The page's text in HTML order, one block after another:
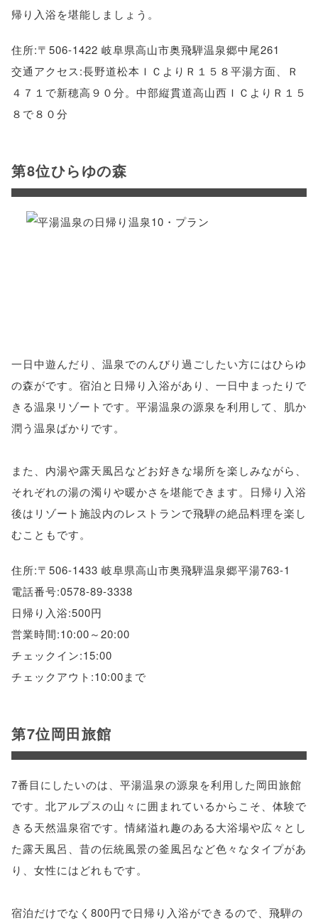
帰り入浴を堪能しましょう。
住所:〒506-1422 岐阜県高山市奥飛騨温泉郷中尾261
交通アクセス:長野道松本ＩＣよりＲ１５８平湯方面、Ｒ
４７１で新穂高９０分。中部縦貫道高山西ＩＣよりＲ１５
８で８０分
第8位ひらゆの森
一日中遊んだり、温泉でのんびり過ごしたい方にはひらゆ
の森がです。宿泊と日帰り入浴があり、一日中まったりで
きる温泉リゾートです。平湯温泉の源泉を利用して、肌か
潤う温泉ばかりです。
また、内湯や露天風呂などお好きな場所を楽しみながら、
それぞれの湯の濁りや暖かさを堪能できます。日帰り入浴
後はリゾート施設内のレストランで飛騨の絶品料理を楽し
むこともです。
住所:〒506-1433 岐阜県高山市奥飛騨温泉郷平湯763-1
電話番号:0578-89-3338
日帰り入浴:500円
営業時間:10:00～20:00
チェックイン:15:00
チェックアウト:10:00まで
第7位岡田旅館
7番目にしたいのは、平湯温泉の源泉を利用した岡田旅館
です。北アルプスの山々に囲まれているからこそ、体験で
きる天然温泉宿です。情緒溢れ趣のある大浴場や広々とし
た露天風呂、昔の伝統風景の釜風呂など色々なタイプがあ
り、女性にはどれもです。
宿泊だけでなく800円で日帰り入浴ができるので、飛騨の